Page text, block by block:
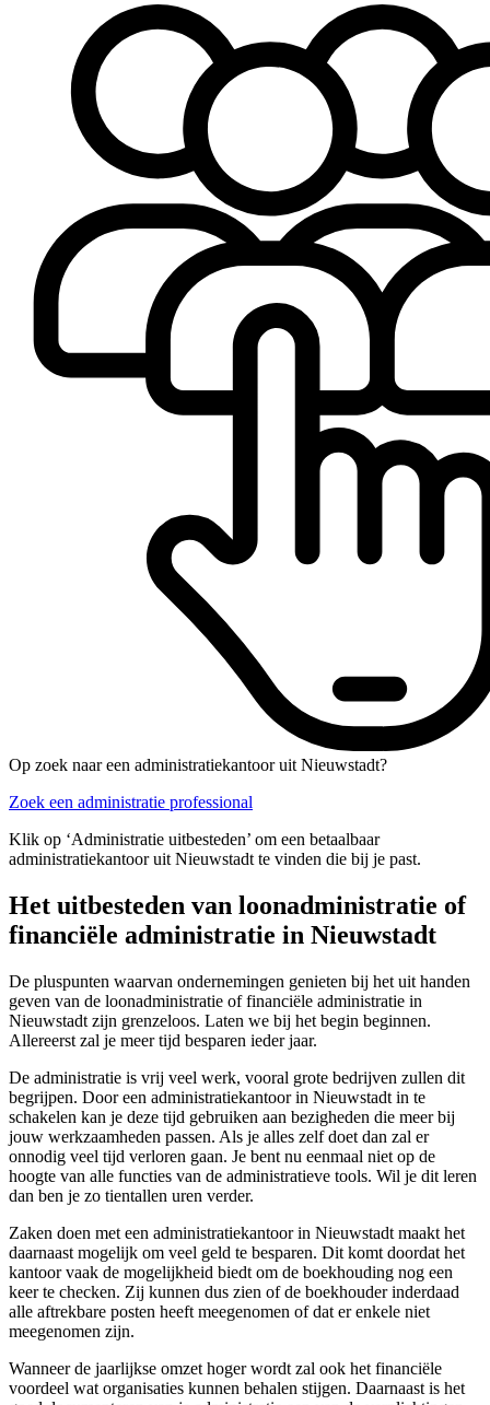
Op zoek naar een administratiekantoor uit Nieuwstadt?
Zoek een administratie professional
Klik op ‘Administratie uitbesteden’ om een betaalbaar
administratiekantoor uit Nieuwstadt te vinden die bij je past.
Het uitbesteden van loonadministratie of
financiële administratie in Nieuwstadt
De pluspunten waarvan ondernemingen genieten bij het uit handen
geven van de loonadministratie of financiële administratie in
Nieuwstadt zijn grenzeloos. Laten we bij het begin beginnen.
Allereerst zal je meer tijd besparen ieder jaar.
De administratie is vrij veel werk, vooral grote bedrijven zullen dit
begrijpen. Door een administratiekantoor in Nieuwstadt in te
schakelen kan je deze tijd gebruiken aan bezigheden die meer bij
jouw werkzaamheden passen. Als je alles zelf doet dan zal er
onnodig veel tijd verloren gaan. Je bent nu eenmaal niet op de
hoogte van alle functies van de administratieve tools. Wil je dit leren
dan ben je zo tientallen uren verder.
Zaken doen met een administratiekantoor in Nieuwstadt maakt het
daarnaast mogelijk om veel geld te besparen. Dit komt doordat het
kantoor vaak de mogelijkheid biedt om de boekhouding nog een
keer te checken. Zij kunnen dus zien of de boekhouder inderdaad
alle aftrekbare posten heeft meegenomen of dat er enkele niet
meegenomen zijn.
Wanneer de jaarlijkse omzet hoger wordt zal ook het financiële
voordeel wat organisaties kunnen behalen stijgen. Daarnaast is het